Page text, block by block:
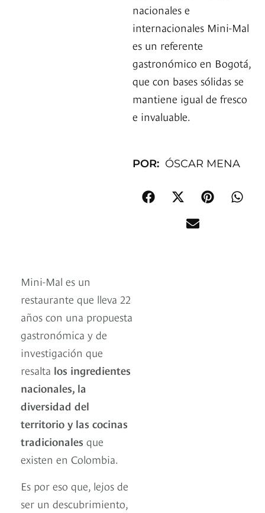
nacionales e
internacionales Mini-Mal
es un referente
gastronómico en Bogotá,
que con bases sólidas se
mantiene igual de fresco
e invaluable.
POR: ÓSCAR MENA
Mini-Mal es un
restaurante que lleva 22
años con una propuesta
gastronómica y de
investigación que
resalta los ingredientes
nacionales, la
diversidad del
territorio y las cocinas
tradicionales que
existen en Colombia.
Es por eso que, lejos de
ser un descubrimiento,